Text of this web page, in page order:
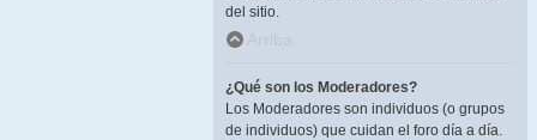
del sitio.
Arriba
¿Qué son los Moderadores?
Los Moderadores son individuos (o grupos
de individuos) que cuidan el foro día a día.